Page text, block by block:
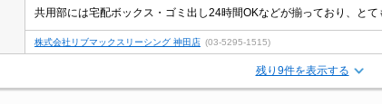
株式会社リブマックスリーシング 神田店 (03-5295-1515)
残り9件を表示する